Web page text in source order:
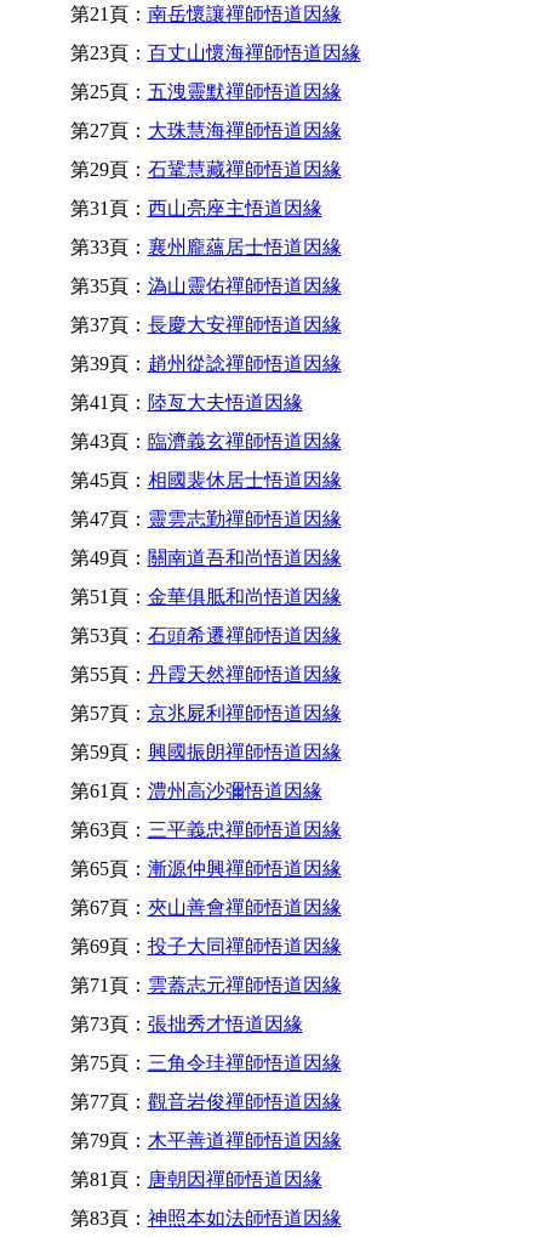
第21頁： 南岳懷讓禪師悟道因緣
第23頁： 百丈山懷海禪師悟道因緣
第25頁： 五洩靈默禪師悟道因緣
第27頁： 大珠慧海禪師悟道因緣
第29頁： 石鞏慧藏禪師悟道因緣
第31頁： 西山亮座主悟道因緣
第33頁： 襄州龐蘊居士悟道因緣
第35頁： 溈山靈佑禪師悟道因緣
第37頁： 長慶大安禪師悟道因緣
第39頁： 趙州從諗禪師悟道因緣
第41頁： 陸亙大夫悟道因緣
第43頁： 臨濟義玄禪師悟道因緣
第45頁： 相國裴休居士悟道因緣
第47頁： 靈雲志勤禪師悟道因緣
第49頁： 關南道吾和尚悟道因緣
第51頁： 金華俱胝和尚悟道因緣
第53頁： 石頭希遷禪師悟道因緣
第55頁： 丹霞天然禪師悟道因緣
第57頁： 京兆屍利禪師悟道因緣
第59頁： 興國振朗禪師悟道因緣
第61頁： 澧州高沙彌悟道因緣
第63頁： 三平義忠禪師悟道因緣
第65頁： 漸源仲興禪師悟道因緣
第67頁： 夾山善會禪師悟道因緣
第69頁： 投子大同禪師悟道因緣
第71頁： 雲蓋志元禪師悟道因緣
第73頁： 張拙秀才悟道因緣
第75頁： 三角令珪禪師悟道因緣
第77頁： 觀音岩俊禪師悟道因緣
第79頁： 木平善道禪師悟道因緣
第81頁： 唐朝因禪師悟道因緣
第83頁： 神照本如法師悟道因緣